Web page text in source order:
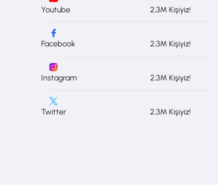
Youtube 2,3M Kişiyiz!
Facebook 2,3M Kişiyiz!
Instagram 2,3M Kişiyiz!
Twitter 2,3M Kişiyiz!